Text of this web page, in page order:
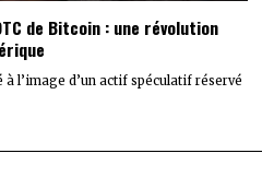
de Bitcoin : une révolution
l’image d’un actif spéculatif réservé